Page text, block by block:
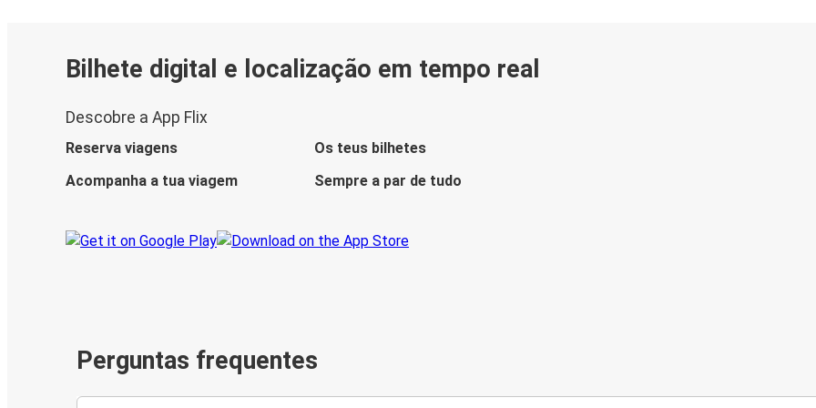
Bilhete digital e localização em tempo real
Descobre a App Flix
Reserva viagens
Os teus bilhetes
Acompanha a tua viagem
Sempre a par de tudo
Perguntas frequentes